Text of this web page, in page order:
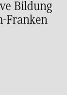
Bildung
Franken